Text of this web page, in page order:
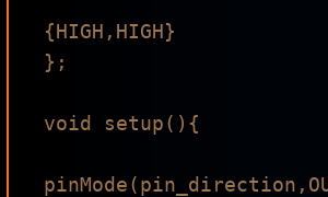
{HIGH,HIGH}
};
void setup(){